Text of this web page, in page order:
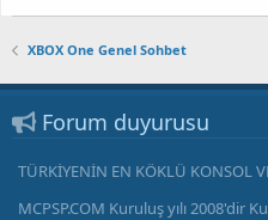
XBOX One Genel Sohbet
Forum duyurusu
TÜRKİYENİN EN KÖKLÜ KONSOL
MCPSP.COM Kuruluş yılı 2008'dir